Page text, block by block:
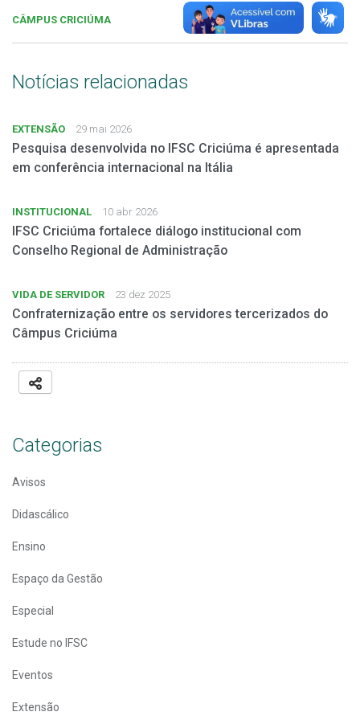
CÂMPUS CRICIÚMA
Notícias relacionadas
EXTENSÃO 29 mai 2026
Pesquisa desenvolvida no IFSC Criciúma é apresentada
em conferência internacional na Itália
INSTITUCIONAL 10 abr 2026
IFSC Criciúma fortalece diálogo institucional com
Conselho Regional de Administração
VIDA DE SERVIDOR 23 dez 2025
Confraternização entre os servidores tercerizados do
Câmpus Criciúma
Categorias
Avisos
Didascálico
Ensino
Espaço da Gestão
Especial
Estude no IFSC
Eventos
Extensão